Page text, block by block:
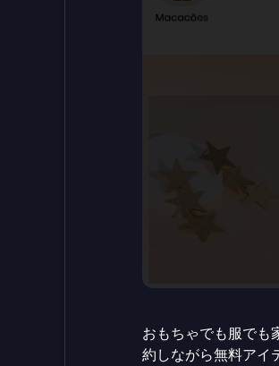
おもちゃでも服でも
約しながら無料アイ